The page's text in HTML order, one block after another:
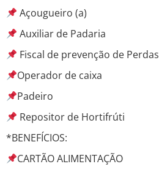
Açougueiro (a)
Auxiliar de Padaria
Fiscal de prevenção de Perdas
Operador de caixa
Padeiro
Repositor de Hortifrúti
*BENEFÍCIOS:
CARTÃO ALIMENTAÇÃO